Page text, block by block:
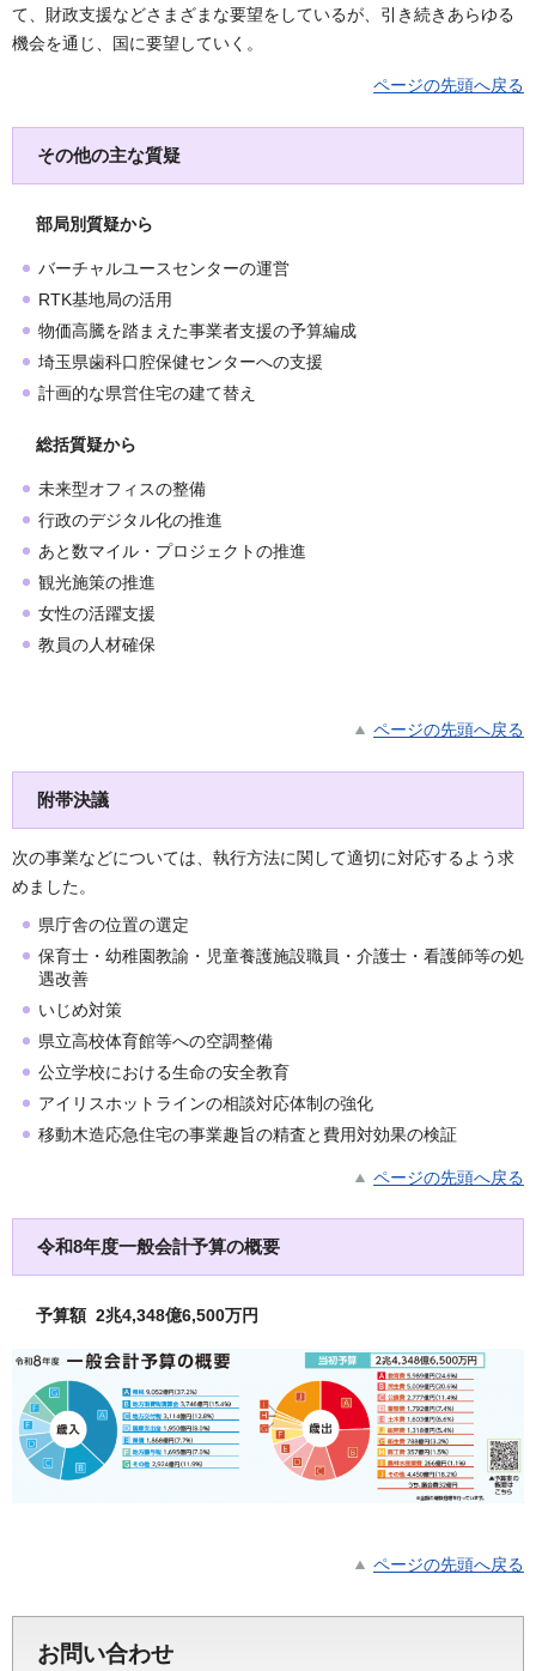
て、財政支援などさまざまな要望をしているが、引き続きあらゆる
機会を通じ、国に要望していく。
ページの先頭へ戻る
その他の主な質疑
部局別質疑から
バーチャルユースセンターの運営
RTK基地局の活用
物価高騰を踏まえた事業者支援の予算編成
埼玉県歯科口腔保健センターへの支援
計画的な県営住宅の建て替え
総括質疑から
未来型オフィスの整備
行政のデジタル化の推進
あと数マイル・プロジェクトの推進
観光施策の推進
女性の活躍支援
教員の人材確保
ページの先頭へ戻る
附帯決議
次の事業などについては、執行方法に関して適切に対応するよう求
めました。
県庁舎の位置の選定
保育士・幼稚園教諭・児童養護施設職員・介護士・看護師等の処
遇改善
いじめ対策
県立高校体育館等への空調整備
公立学校における生命の安全教育
アイリスホットラインの相談対応体制の強化
移動木造応急住宅の事業趣旨の精査と費用対効果の検証
ページの先頭へ戻る
令和8年度一般会計予算の概要
予算額 2兆4,348億6,500万円
ページの先頭へ戻る
お問い合わせ